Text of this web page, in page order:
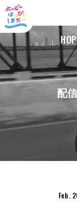
配
Feb.